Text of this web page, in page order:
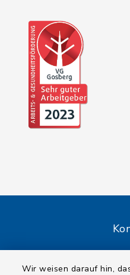
Wir weisen darauf hin,